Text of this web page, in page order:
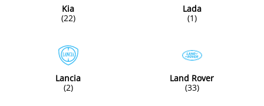
Kia
(22)
Lada
(1)
Lancia
(2)
Land Rover
(33)